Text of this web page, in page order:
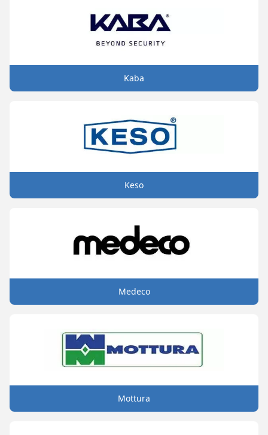
Kaba
Keso
Medeco
Mottura